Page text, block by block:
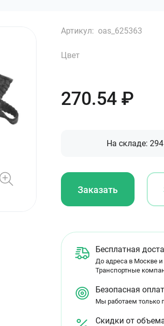
Артикул: oas_625363
Цвет
270.54 ₽
На складе: 294
Заказать
Бесплатная
До адреса в Москве и
Транспортные
Безопасная
Мы работаем только
Скидки от